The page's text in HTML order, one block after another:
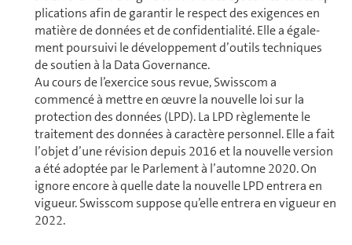
pli­ca­tions afin de garantir le respect des exigences en
matière de don­nées et de confidentialité. Elle a éga­le­
ment poursuivi le dé­ve­lop­pe­ment d’outils techniques
de soutien à la Data Governance.
Au cours de l’exercice sous revue, Swisscom a
commencé à mettre en œuvre la nouvelle loi sur la
protection des don­nées (LPD). La LPD règlemente le
traitement des don­nées à caractère personnel. Elle a fait
l’objet d’une révision depuis 2016 et la nouvelle version
a été adoptée par le Par­le­ment à l’automne 2020. On
ignore encore à quelle date la nouvelle LPD entrera en
vigueur. Swisscom suppose qu’elle entrera en vigueur en
2022.